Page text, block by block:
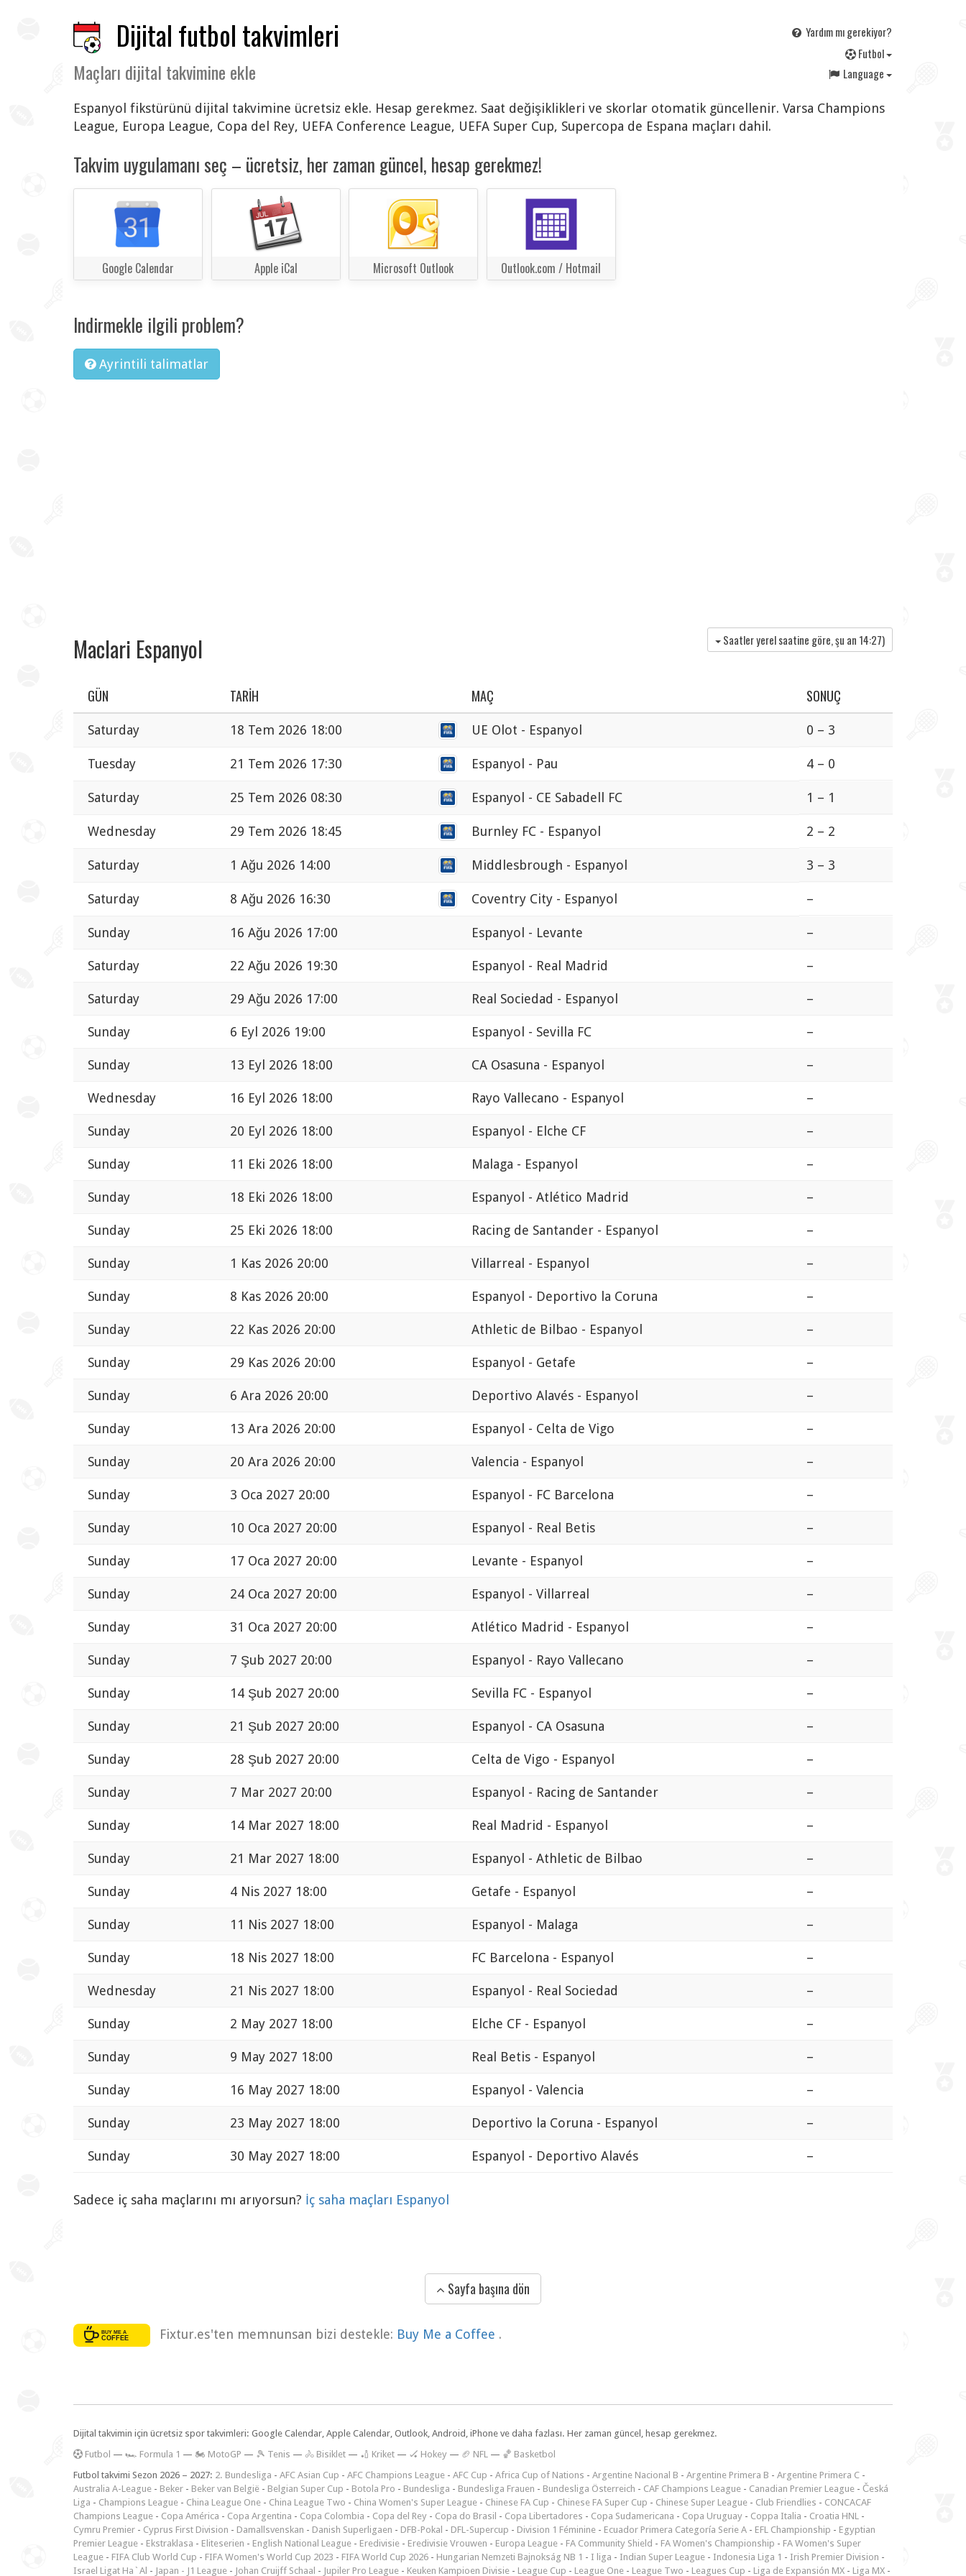
Dijital futbol takvimleri
Maçları dijital takvimine ekle
Yardım mı gerekiyor?
Futbol
Language
Espanyol fikstürünü dijital takvimine ücretsiz ekle. Hesap gerekmez. Saat değişiklikleri ve skorlar otomatik güncellenir. Varsa Champions
League, Europa League, Copa del Rey, UEFA Conference League, UEFA Super Cup, Supercopa de Espana maçları dahil.
Takvim uygulamanı seç – ücretsiz, her zaman güncel, hesap gerekmez!
Google Calendar Apple iCal Microsoft Outlook Outlook.com / Hotmail
Indirmekle ilgili problem?
Ayrintili talimatlar
Maclari Espanyol Saatler yerel saatine göre, şu an 14:27)
GÜN TARIH MAÇ SONUÇ
Saturday 18 Tem 2026 18:00 UE Olot - Espanyol 0 – 3
Tuesday 21 Tem 2026 17:30 Espanyol - Pau 4 – 0
Saturday 25 Tem 2026 08:30 Espanyol - CE Sabadell FC 1 – 1
Wednesday 29 Tem 2026 18:45 Burnley FC - Espanyol 2 – 2
Saturday 1 Ağu 2026 14:00 Middlesbrough - Espanyol 3 – 3
Saturday 8 Ağu 2026 16:30 Coventry City - Espanyol –
Sunday 16 Ağu 2026 17:00 Espanyol - Levante –
Saturday 22 Ağu 2026 19:30 Espanyol - Real Madrid –
Saturday 29 Ağu 2026 17:00 Real Sociedad - Espanyol –
Sunday 6 Eyl 2026 19:00 Espanyol - Sevilla FC –
Sunday 13 Eyl 2026 18:00 CA Osasuna - Espanyol –
Wednesday 16 Eyl 2026 18:00 Rayo Vallecano - Espanyol –
Sunday 20 Eyl 2026 18:00 Espanyol - Elche CF –
Sunday 11 Eki 2026 18:00 Malaga - Espanyol –
Sunday 18 Eki 2026 18:00 Espanyol - Atlético Madrid –
Sunday 25 Eki 2026 18:00 Racing de Santander - Espanyol –
Sunday 1 Kas 2026 20:00 Villarreal - Espanyol –
Sunday 8 Kas 2026 20:00 Espanyol - Deportivo la Coruna –
Sunday 22 Kas 2026 20:00 Athletic de Bilbao - Espanyol –
Sunday 29 Kas 2026 20:00 Espanyol - Getafe –
Sunday 6 Ara 2026 20:00 Deportivo Alavés - Espanyol –
Sunday 13 Ara 2026 20:00 Espanyol - Celta de Vigo –
Sunday 20 Ara 2026 20:00 Valencia - Espanyol –
Sunday 3 Oca 2027 20:00 Espanyol - FC Barcelona –
Sunday 10 Oca 2027 20:00 Espanyol - Real Betis –
Sunday 17 Oca 2027 20:00 Levante - Espanyol –
Sunday 24 Oca 2027 20:00 Espanyol - Villarreal –
Sunday 31 Oca 2027 20:00 Atlético Madrid - Espanyol –
Sunday 7 Şub 2027 20:00 Espanyol - Rayo Vallecano –
Sunday 14 Şub 2027 20:00 Sevilla FC - Espanyol –
Sunday 21 Şub 2027 20:00 Espanyol - CA Osasuna –
Sunday 28 Şub 2027 20:00 Celta de Vigo - Espanyol –
Sunday 7 Mar 2027 20:00 Espanyol - Racing de Santander –
Sunday 14 Mar 2027 18:00 Real Madrid - Espanyol –
Sunday 21 Mar 2027 18:00 Espanyol - Athletic de Bilbao –
Sunday 4 Nis 2027 18:00 Getafe - Espanyol –
Sunday 11 Nis 2027 18:00 Espanyol - Malaga –
Sunday 18 Nis 2027 18:00 FC Barcelona - Espanyol –
Wednesday 21 Nis 2027 18:00 Espanyol - Real Sociedad –
Sunday 2 May 2027 18:00 Elche CF - Espanyol –
Sunday 9 May 2027 18:00 Real Betis - Espanyol –
Sunday 16 May 2027 18:00 Espanyol - Valencia –
Sunday 23 May 2027 18:00 Deportivo la Coruna - Espanyol –
Sunday 30 May 2027 18:00 Espanyol - Deportivo Alavés –
Sadece iç saha maçlarını mı arıyorsun? İç saha maçları Espanyol
Sayfa başına dön
Fixtur.es'ten memnunsan bizi destekle: Buy Me a Coffee .
Dijital takvimin için ücretsiz spor takvimleri: Google Calendar, Apple Calendar, Outlook, Android, iPhone ve daha fazlası. Her zaman güncel, hesap gerekmez.
Futbol — 🏎️ Formula 1 — 🏍 MotoGP — 🎾 Tenis — 🚴 Bisiklet — 🏏 Kriket — 🏑 Hokey — 🏈 NFL — 🏀 Basketbol
Futbol takvimi Sezon 2026 – 2027: 2. Bundesliga - AFC Asian Cup - AFC Champions League - AFC Cup - Africa Cup of Nations - Argentine Nacional B - Argentine Primera B - Argentine Primera C -
Australia A-League - Beker - Beker van België - Belgian Super Cup - Botola Pro - Bundesliga - Bundesliga Frauen - Bundesliga Österreich - CAF Champions League - Canadian Premier League - Česká
Liga - Champions League - China League One - China League Two - China Women's Super League - Chinese FA Cup - Chinese FA Super Cup - Chinese Super League - Club Friendlies - CONCACAF
Champions League - Copa América - Copa Argentina - Copa Colombia - Copa del Rey - Copa do Brasil - Copa Libertadores - Copa Sudamericana - Copa Uruguay - Coppa Italia - Croatia HNL -
Cymru Premier - Cyprus First Division - Damallsvenskan - Danish Superligaen - DFB-Pokal - DFL-Supercup - Division 1 Féminine - Ecuador Primera Categoría Serie A - EFL Championship - Egyptian
Premier League - Ekstraklasa - Eliteserien - English National League - Eredivisie - Eredivisie Vrouwen - Europa League - FA Community Shield - FA Women's Championship - FA Women's Super
League - FIFA Club World Cup - FIFA Women's World Cup 2023 - FIFA World Cup 2026 - Hungarian Nemzeti Bajnokság NB 1 - I liga - Indian Super League - Indonesia Liga 1 - Irish Premier Division -
Israel Ligat Ha`Al - Japan - J1 League - Johan Cruijff Schaal - Jupiler Pro League - Keuken Kampioen Divisie - League Cup - League One - League Two - Leagues Cup - Liga de Expansión MX - Liga MX -